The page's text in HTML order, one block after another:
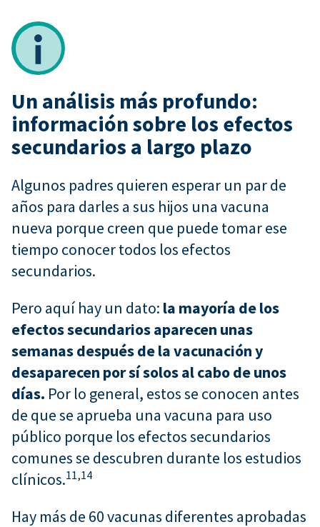
Un análisis más profundo:
información sobre los efectos
secundarios a largo plazo
Algunos padres quieren esperar un par de
años para darles a sus hijos una vacuna
nueva porque creen que puede tomar ese
tiempo conocer todos los efectos
secundarios.
Pero aquí hay un dato: la mayoría de los
efectos secundarios aparecen unas
semanas después de la vacunación y
desaparecen por sí solos al cabo de unos
días. Por lo general, estos se conocen antes
de que se aprueba una vacuna para uso
público porque los efectos secundarios
comunes se descubren durante los estudios
clínicos.11,14
Hay más de 60 vacunas diferentes aprobadas